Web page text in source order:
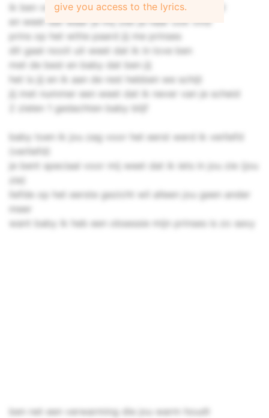
ik ben verslaafd aan je weet dat ik je dope vind
en weet dat waar je mij ziet je haar ook vind
prins op het witte paard jij me prinses
dit gaat nooit uit weet dat ik in love ben
met de best en baby dat ben jij
het is jij en ik aan de rest hebben we schijt
jij met nummer een weet dat ik never van je scheid
2 zielen 1 gedachten baby blijf
baby toen ik jou zag voor het eerst werd ik verliefd
(verliefd)
je bent speciaal voor mij weet dat ik iets in jou zie (jou
zie)
liefde op het eerste gezicht wil alleen jou geen ander
meer
want baby ik heb een obsessie mijn prinses is zo sexy
ben net een verwarming die jou warm houdt
give you access to the lyrics.